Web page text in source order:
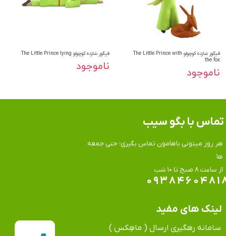
فیگور شازده کوچولو The Little Prince with
the fox
ناموجود
فیگور شازده کوچولو The Little Prince lying
ناموجود
هر روز میتونی باهامون تماس بگیری؛ حتی جمعه
ها
​​​​​​​از ساعت ۸ صبح تا ۱۰ شب
تماس​​​​​​​ با بگو سیب
لینک های مفید
سامانه رهگیری ارسال ( ماهِکس )